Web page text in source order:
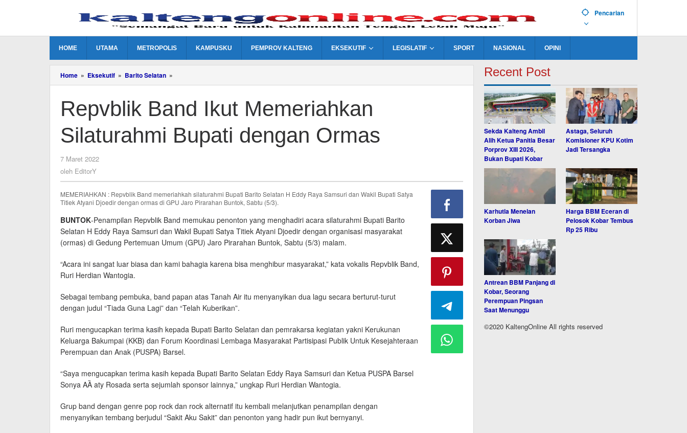
Pencarian
HOME UTAMA METROPOLIS KAMPUSKU PEMPROV KALTENG EKSEKUTIF LEGISLATIF SPORT NASIONAL OPINI
Home » Eksekutif » Barito Selatan »
Band
Memeriahkan
Silaturahmi
dengan
Ormas
Repvblik Band Ikut Memeriahkan
Silaturahmi Bupati dengan Ormas
7 Maret 2022
oleh EditorY
MEMERIAHKAN : Repvblik Band memeriahkah silaturahmi Bupati Barito Selatan H Eddy Raya Samsuri dan Wakil Bupati Satya
Titiek Atyani Djoedir dengan ormas di GPU Jaro Pirarahan Buntok, Sabtu (5/3).
BUNTOK-Penampilan Repvblik Band memukau penonton yang menghadiri acara silaturahmi Bupati Barito
Selatan H Eddy Raya Samsuri dan Wakil Bupati Satya Titiek Atyani Djoedir dengan organisasi masyarakat
(ormas) di Gedung Pertemuan Umum (GPU) Jaro Pirarahan Buntok, Sabtu (5/3) malam.
“Acara ini sangat luar biasa dan kami bahagia karena bisa menghibur masyarakat,” kata vokalis Repvblik Band,
Ruri Herdian Wantogia.
Sebagai tembang pembuka, band papan atas Tanah Air itu menyanyikan dua lagu secara berturut-turut
dengan judul “Tiada Guna Lagi” dan “Telah Kuberikan”.
Ruri mengucapkan terima kasih kepada Bupati Barito Selatan dan pemrakarsa kegiatan yakni Kerukunan
Keluarga Bakumpai (KKB) dan Forum Koordinasi Lembaga Masyarakat Partisipasi Publik Untuk Kesejahteraan
Perempuan dan Anak (PUSPA) Barsel.
“Saya mengucapkan terima kasih kepada Bupati Barito Selatan Eddy Raya Samsuri dan Ketua PUSPA Barsel
Sonya AȀ aty Rosada serta sejumlah sponsor lainnya,” ungkap Ruri Herdian Wantogia.
Grup band dengan genre pop rock dan rock alternatif itu kembali melanjutkan penampilan dengan
menyanyikan tembang berjudul “Sakit Aku Sakit” dan penonton yang hadir pun ikut bernyanyi.
Recent Post
Sekda Kalteng Ambil
Alih Ketua Panitia Besar
Porprov XIII 2026,
Bukan Bupati Kobar
Astaga, Seluruh
Komisioner KPU Kotim
Jadi Tersangka
Karhutla Menelan
Korban Jiwa
Harga BBM Eceran di
Pelosok Kobar Tembus
Rp 25 Ribu
Antrean BBM Panjang di
Kobar, Seorang
Perempuan Pingsan
Saat Menunggu
©2020 KaltengOnline All rights reserved